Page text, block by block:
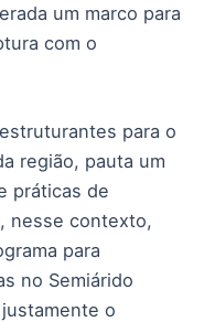
um marco para
com o
para o
região, pauta um
práticas de
nesse contexto,
para
no Semiárido
justamente o